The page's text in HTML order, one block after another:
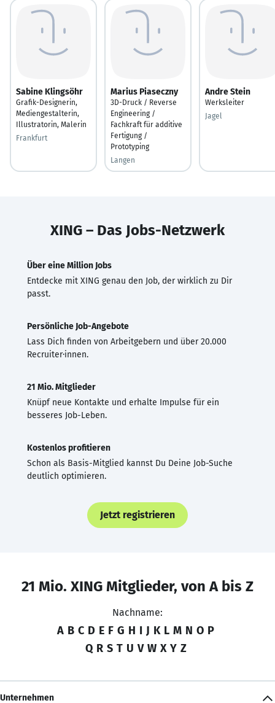
Sabine Klingsöhr
Grafik-Designerin,
Mediengestalterin,
Illustratorin, Malerin
Frankfurt
Marius Piaseczny
3D-Druck / Reverse
Engineering /
Fachkraft für additive
Fertigung /
Prototyping
Langen
Andre Stein
Werksleiter
Jagel
XING – Das Jobs-Netzwerk
Über eine Million Jobs
Entdecke mit XING genau den Job, der wirklich zu Dir
passt.
Persönliche Job-Angebote
Lass Dich finden von Arbeitgebern und über 20.000
Recruiter·innen.
21 Mio. Mitglieder
Knüpf neue Kontakte und erhalte Impulse für ein
besseres Job-Leben.
Kostenlos profitieren
Schon als Basis-Mitglied kannst Du Deine Job-Suche
deutlich optimieren.
Jetzt registrieren
21 Mio. XING Mitglieder, von A bis Z
Nachname:
A B C D E F G H I J K L M N O P
Q R S T U V W X Y Z
Unternehmen